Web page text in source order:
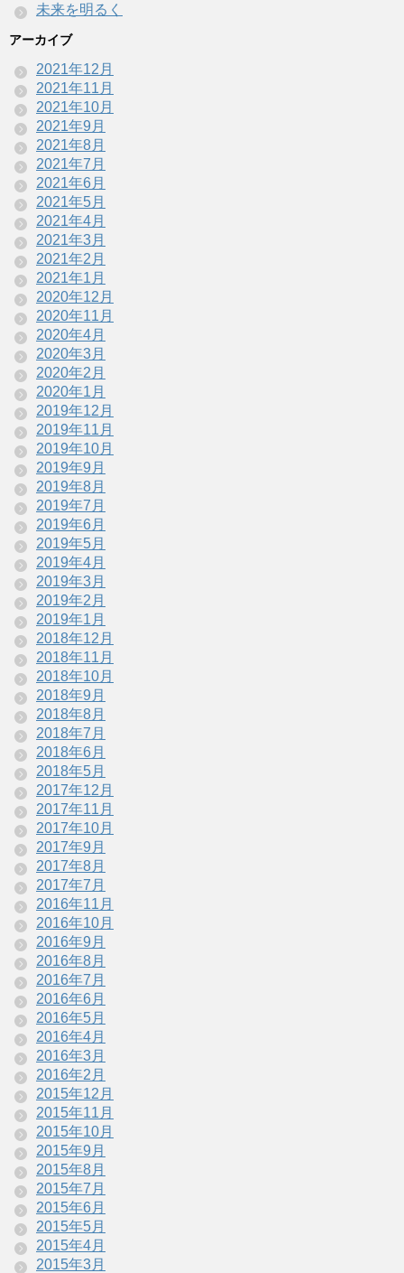
未来を明るく
アーカイブ
2021年12月
2021年11月
2021年10月
2021年9月
2021年8月
2021年7月
2021年6月
2021年5月
2021年4月
2021年3月
2021年2月
2021年1月
2020年12月
2020年11月
2020年4月
2020年3月
2020年2月
2020年1月
2019年12月
2019年11月
2019年10月
2019年9月
2019年8月
2019年7月
2019年6月
2019年5月
2019年4月
2019年3月
2019年2月
2019年1月
2018年12月
2018年11月
2018年10月
2018年9月
2018年8月
2018年7月
2018年6月
2018年5月
2017年12月
2017年11月
2017年10月
2017年9月
2017年8月
2017年7月
2016年11月
2016年10月
2016年9月
2016年8月
2016年7月
2016年6月
2016年5月
2016年4月
2016年3月
2016年2月
2015年12月
2015年11月
2015年10月
2015年9月
2015年8月
2015年7月
2015年6月
2015年5月
2015年4月
2015年3月